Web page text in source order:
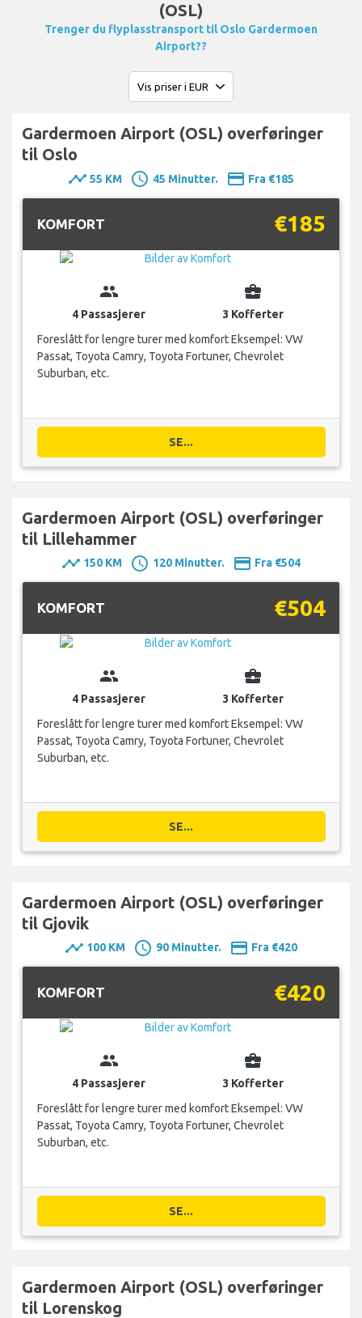
(OSL)
Trenger du flyplasstransport til Oslo Gardermoen
Airport??
Gardermoen Airport (OSL) overføringer
til Oslo
timeline 55 KM schedule 45 Minutter. payment Fra €185
KOMFORT €185
group
4 Passasjerer
business_center
3 Kofferter
Foreslått for lengre turer med komfort Eksempel: VW
Passat, Toyota Camry, Toyota Fortuner, Chevrolet
Suburban, etc.
SE...
Gardermoen Airport (OSL) overføringer
til Lillehammer
timeline 150 KM schedule 120 Minutter. payment Fra €504
KOMFORT €504
group
4 Passasjerer
business_center
3 Kofferter
Foreslått for lengre turer med komfort Eksempel: VW
Passat, Toyota Camry, Toyota Fortuner, Chevrolet
Suburban, etc.
SE...
Gardermoen Airport (OSL) overføringer
til Gjovik
timeline 100 KM schedule 90 Minutter. payment Fra €420
KOMFORT €420
group
4 Passasjerer
business_center
3 Kofferter
Foreslått for lengre turer med komfort Eksempel: VW
Passat, Toyota Camry, Toyota Fortuner, Chevrolet
Suburban, etc.
SE...
Gardermoen Airport (OSL) overføringer
til Lorenskog